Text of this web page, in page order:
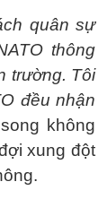
quân sự
thông
trường. Tôi
đều nhận
không
xung đột